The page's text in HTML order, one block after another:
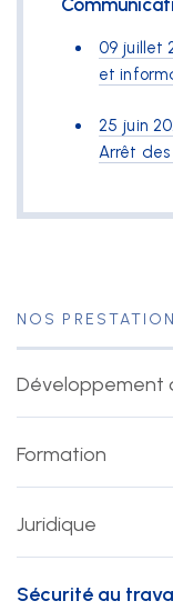
NOS
Développement
Formation
Juridique
Sécurité au
09 juillet
et
25 juin
Arrêt des